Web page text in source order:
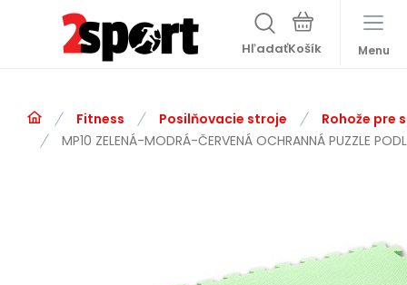
Hľadať Menu
Fitness Posilňovacie stroje
Rohože pre
MP10 ZELENÁ-MODRÁ-ČERVENÁ OCHRANNÁ PUZZLE